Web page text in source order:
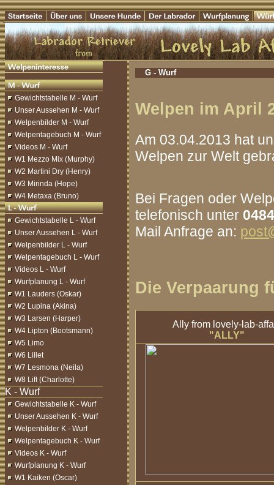
Gewichtstabelle M - Wurf
Unser Aussehen M - Wurf
Welpenbilder M - Wurf
Welpentagebuch M - Wurf
Videos M - Wurf
W1 Mezzo Mix (Murphy)
W2 Martini Dry (Henry)
W3 Mirinda (Hope)
W4 Metaxa (Bruno)
Gewichtstabelle L - Wurf
Unser Aussehen L - Wurf
Welpenbilder L - Wurf
Welpentagebuch L - Wurf
Videos L - Wurf
Wurfplanung L - Wurf
W1 Lauders (Oskar)
W2 Lupina (Akina)
W3 Larsen (Harper)
W4 Lipton (Bootsmann)
W5 Limo
W6 Lillet
W7 Lesmona (Neila)
W8 Lift (Charlotte)
Gewichtstabelle K - Wurf
Unser Aussehen K - Wurf
Welpenbilder K - Wurf
Welpentagebuch K - Wurf
Videos K - Wurf
Wurfplanung K - Wurf
W1 Kaiken (Oscar)
G - Wurf
Welpen im April
Am 03.04.2013 hat
Welpen zur Welt
Bei Fragen oder
telefonisch unter
Mail Anfrage an:
Die Verpaarung
Ally from lovely-lab-
"ALLY"